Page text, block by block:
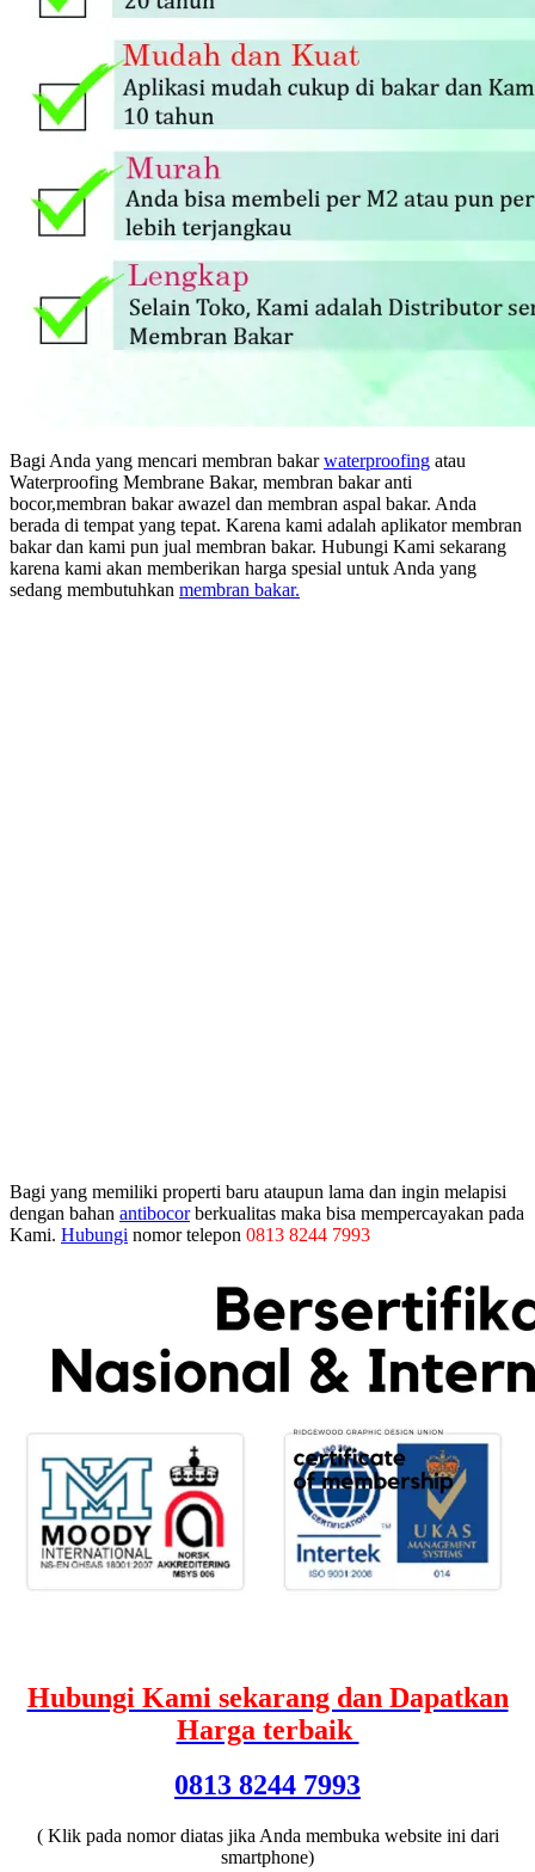
Bagi Anda yang mencari membran bakarwaterproofing atau
Waterproofing Membrane Bakar, membran bakar anti
bocor,membran bakar awazel dan membran aspal bakar. Anda
berada di tempat yang tepat. Karena kami adalah aplikator membran
bakar dan kami pun jual membran bakar. Hubungi Kami sekarang
karena kami akan memberikan harga spesial untuk Anda yang
sedang membutuhkan membran bakar.
Bagi yang memiliki properti baru ataupun lama dan ingin melapisi
dengan bahan antibocorberkualitas maka bisa mempercayakan pada
Kami. Hubungi nomor telepon 0813 8244 7993
Hubungi Kami sekarang dan Dapatkan
Harga terbaik
0813 8244 7993
( Klik pada nomor diatas jika Anda membuka website ini dari
smartphone)